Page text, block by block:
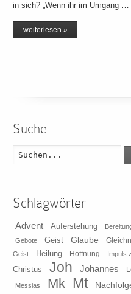
in sich? „Wenn ihr im Umgang …
weiterlesen »
Suche
Schlagwörter
Advent Auferstehung
Gebote
Geist Glaube
Geist
Heilung Hoffnung Impuls
Christus
Joh Johannes
Messias Mk Mt